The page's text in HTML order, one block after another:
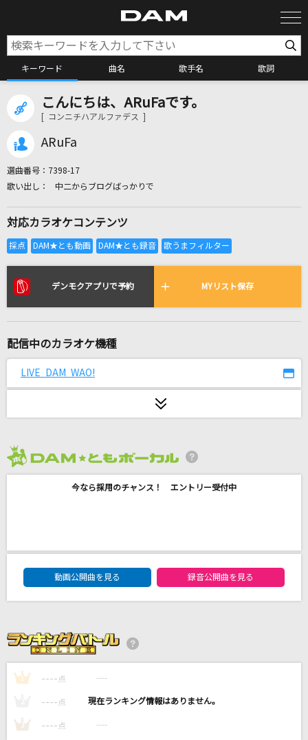
キーワード 曲名 歌手名 歌詞
カラオケ検索
全国りれき
リアルタイムで歌われている曲の一覧
[生音]Mela!
ビターバカンス
ギラギラ
P丸様。
夏になって歌え
Little Glee Monster
[生音]イマジネーション
こんにちは、ARuFaです。
[ コンニチハアルファデス ]
ARuFa
選曲番号： 7398-17
中二からブログばっかりで
対応カラオケコンテンツ
デンモクアプリで予約 MYリスト保存
配信中のカラオケ機種
LIVE DAM WAO!
今なら採用のチャンス！ エントリー受付中
DAM★ともボーカルエントリーランキング
動画公開曲を見る
録音公開曲を見る
1 ---- 点 ----
---- 点 ----
3 ---- 点 ----